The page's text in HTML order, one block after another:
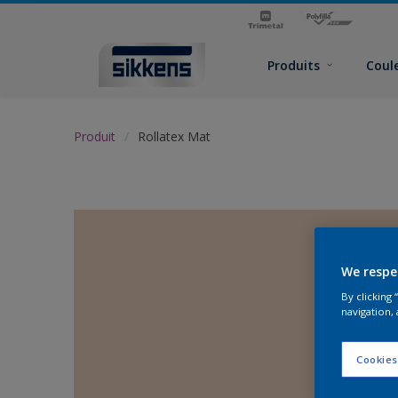
Produits
Produit Rollatex Mat
We
By clicking
navigation,